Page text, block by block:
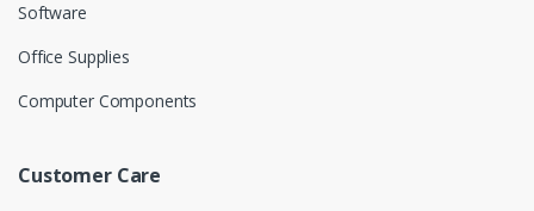
Software
Office Supplies
Computer Components
Customer Care